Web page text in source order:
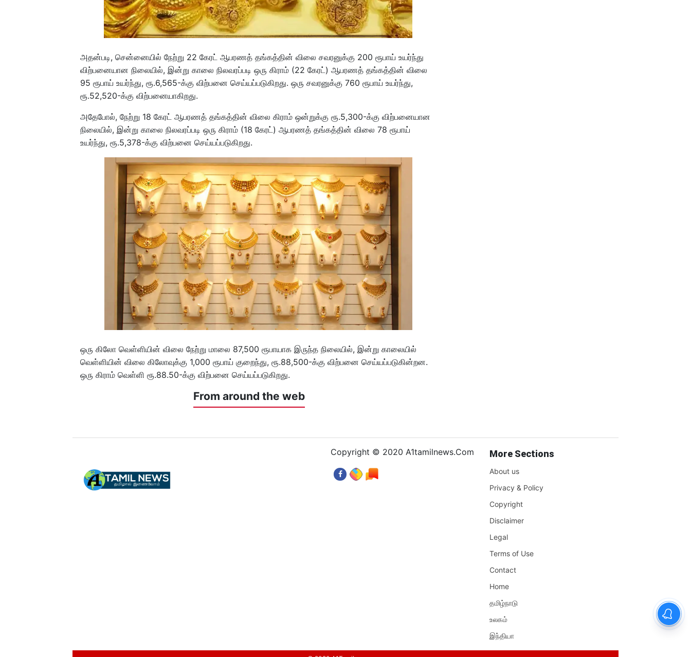
அதன்படி, சென்னையில் நேற்று 22 கேரட் ஆபரணத் தங்கத்தின் விலை சவரனுக்கு 200 ரூபாய் உயர்ந்து
விற்பனையான நிலையில், இன்று காலை நிலவரப்படி ஒரு கிராம் (22 கேரட்) ஆபரணத் தங்கத்தின் விலை
95 ரூபாய் உயர்ந்து, ரூ.6,565-க்கு விற்பனை செய்யப்படுகிறது. ஒரு சவரனுக்கு 760 ரூபாய் உயர்ந்து,
ரூ.52,520-க்கு விற்பனையாகிறது.
அதேபோல், நேற்று 18 கேரட் ஆபரணத் தங்கத்தின் விலை கிராம் ஒன்றுக்கு ரூ.5,300-க்கு விற்பனையான
நிலையில், இன்று காலை நிலவரப்படி ஒரு கிராம் (18 கேரட்) ஆபரணத் தங்கத்தின் விலை 78 ரூபாய்
உயர்ந்து, ரூ.5,378-க்கு விற்பனை செய்யப்படுகிறது.
ஒரு கிலோ வெள்ளியின் விலை நேற்று மாலை 87,500 ரூபாயாக இருந்த நிலையில், இன்று காலையில்
வெள்ளியின் விலை கிலோவுக்கு 1,000 ரூபாய் குறைந்து, ரூ.88,500-க்கு விற்பனை செய்யப்படுகின்றன.
ஒரு கிராம் வெள்ளி ரூ.88.50-க்கு விற்பனை செய்யப்படுகிறது.
From around the web
Copyright © 2020 A1tamilnews.Com More Sections
About us
Privacy & Policy
Copyright
Disclaimer
Legal
Terms of Use
Contact
Home
தமிழ்நாடு
உலகம்
இந்தியா